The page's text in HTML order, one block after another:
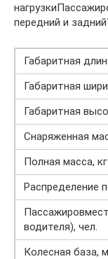
передний и
Габаритная
Габаритная
Габаритная
Снаряженная
Полная масса, кг
Распределение
водителя), чел.
Колесная база,